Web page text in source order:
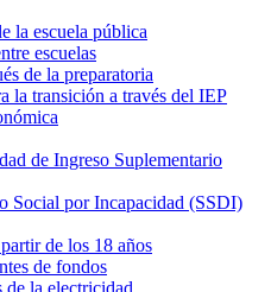
la escuela pública
escuelas
de la preparatoria
la transición a través del IEP
de Ingreso Suplementario
Social por Incapacidad (SSDI)
de los 18 años
de fondos
de la electricidad